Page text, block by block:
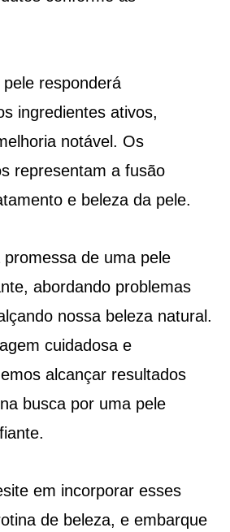
responderá
ingredientes ativos,
notável. Os
representam a fusão
e beleza da pele.
de uma pele
abordando problemas
nossa beleza natural.
cuidadosa e
alcançar resultados
busca por uma pele
em incorporar esses
de beleza, e embarque